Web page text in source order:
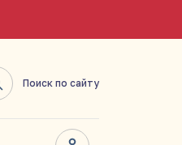
Поиск по сайту